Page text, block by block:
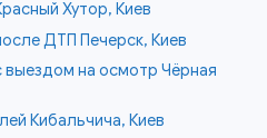
Хутор, Киев
ДТП Печерск, Киев
выездом на осмотр Чёрная
Кибальчича, Киев